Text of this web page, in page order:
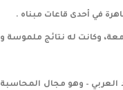
وكانت له نتائج ملموسة
– وهو مجال المحاسبة و